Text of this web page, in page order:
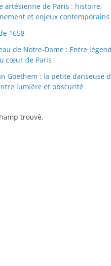
artésienne de Paris : histoire,
et enjeux contemporains
1658
de Notre-Dame : Entre
cœur de Paris
Goethem : la petite danseuse
lumière et obscurité
trouvé.